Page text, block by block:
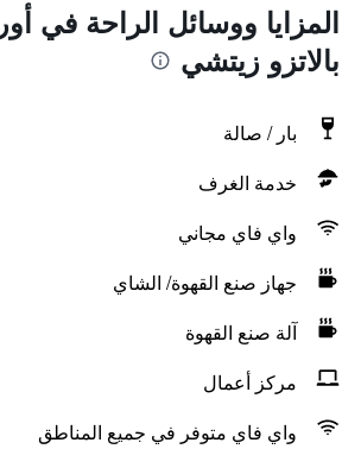
المزايا ووسائل الراحة في
بالاتزو زيتشي
بار / صالة
خدمة الغرف
واي فاي مجاني
جهاز صنع القهوة/ الشاي
آلة صنع القهوة
مركز أعمال
واي فاي متوفر في جميع المناطق